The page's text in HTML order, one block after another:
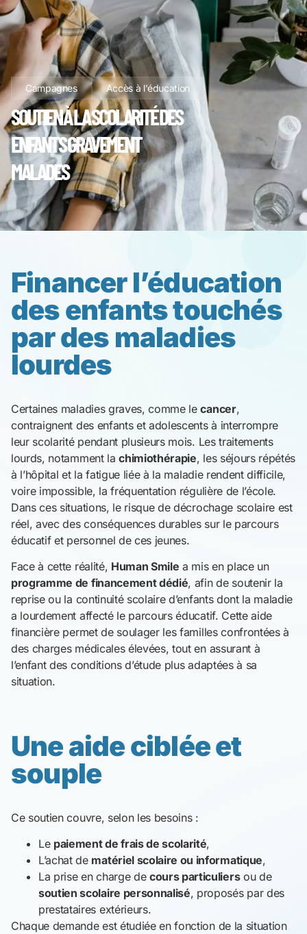
Campagnes Accès à l'éducation
SOUTIEN À LA SCOLARITÉ DES
ENFANTS GRAVEMENT
MALADES
Financer l’éducation
des enfants touchés
par des maladies
lourdes
Certaines maladies graves, comme lecancer,
contraignent des enfants et adolescents à interrompre
leur scolarité pendant plusieurs mois. Les traitements
lourds, notamment lachimiothérapie, les séjours répétés
à l’hôpital et la fatigue liée à la maladie rendent difficile,
voire impossible, la fréquentation régulière de l’école.
Dans ces situations, le risque de décrochage scolaire est
réel, avec des conséquences durables sur le parcours
éducatif et personnel de ces jeunes.
Face à cette réalité, Human Smile a mis en place un
programme de financement dédié, afin de soutenir la
reprise ou la continuité scolaire d’enfants dont la maladie
a lourdement affecté le parcours éducatif. Cette aide
financière permet de soulager les familles confrontées à
des charges médicales élevées, tout en assurant à
l’enfant des conditions d’étude plus adaptées à sa
situation.
Une aide ciblée et
souple
Ce soutien couvre, selon les besoins :
Le paiement de frais de scolarité,
L’achat de matériel scolaire ou informatique,
La prise en charge de cours particuliersou de
soutien scolaire personnalisé, proposés par des
prestataires extérieurs.
Chaque demande est étudiée en fonction de la situation